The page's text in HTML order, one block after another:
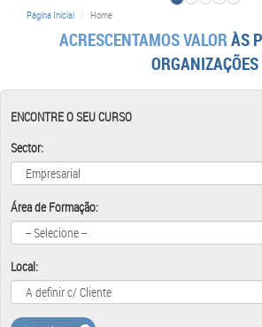
Página Inicial Home
ACRESCENTAMOS VALORÀS
ORGANIZAÇÕES
ENCONTRE O SEU CURSO
Sector:
Área de Formação:
Local: